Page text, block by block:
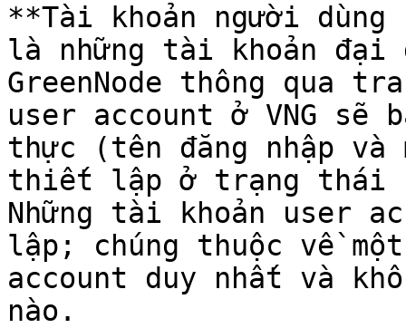
**Tài khoản người dùng
là những tài khoản đại
GreenNode thông qua
user account ở VNG sẽ
thực (tên đăng nhập và
thiết lập ở trạng thái
Những tài khoản user
lập; chúng thuộc về
account duy nhất và
nào.